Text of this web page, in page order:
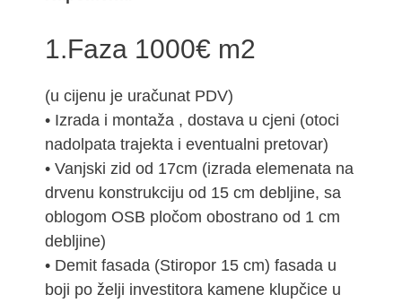
1.Faza 1000€ m2
(u cijenu je uračunat PDV)
• Izrada i montaža , dostava u cjeni (otoci
nadolpata trajekta i eventualni pretovar)
• Vanjski zid od 17cm (izrada elemenata na
drvenu konstrukciju od 15 cm debljine, sa
oblogom OSB pločom obostrano od 1 cm
debljine)
• Demit fasada (Stiropor 15 cm) fasada u
boji po želji investitora kamene klupčice u